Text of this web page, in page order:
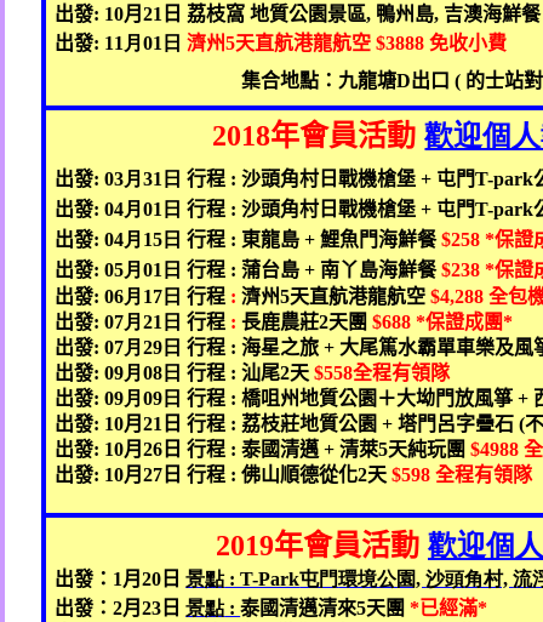
出發: 10月21 日 荔枝窩 地質公園景區, 鴨州島, 吉澳海鮮餐
出發: 11 月01 日 濟州5天直航港龍航空 $3888免收小費
集合地點：九龍塘D出口 ( 的士站
2018年會員活動 歡迎個
出發: 03月31 日 行程 : 沙頭角村日戰機槍堡 + 屯門T-park
出發: 04月01 日 行程 : 沙頭角村日戰機槍堡 + 屯門T-park
出發: 04月15 日 行程 : 東龍島 +鯉魚門海鮮餐$258 *保證
出發: 05月01 日 行程 : 蒲台島 + 南丫島海鮮餐$238 *保證
出發: 06月17 日 行程 :濟州5天直航港龍航空 $4,288全包
出發: 07月21 日 行程 : 長鹿農莊2天團$688 *保證成團*
出發: 07月29 日 行程 :海星之旅 + 大尾篤水霸單車樂及風
出發: 09月08 日 行程 :汕尾2天 $558全程有領隊
出發: 09月09 日 行程 :橋咀州地質公園＋大坳門放風箏 +
出發: 10月21 日 行程 : 荔枝莊地質公園 +塔門呂字疊石 (
出發: 10月26 日 行程 :泰國清邁 +清萊5天純玩團 $4988
出發: 10月27 日 行程 :佛山順德從化2天 $598全程有領隊
2019年會員活動 歡迎個
出發： 1 月20 日景點: T-Park屯門環境公園,沙頭角村,流
出發：2月23 日景點:泰國清邁清來5天團*已經滿*